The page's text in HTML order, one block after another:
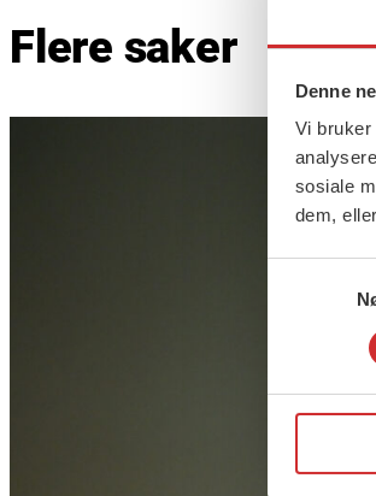
Denne
Vi bruker
sosiale
dem,
Flere saker